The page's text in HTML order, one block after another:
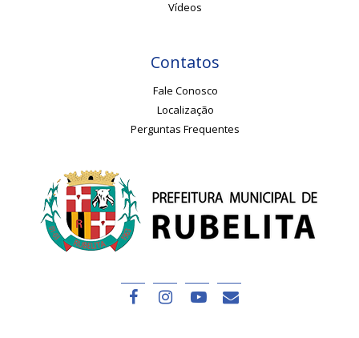
Vídeos
Contatos
Fale Conosco
Localização
Perguntas Frequentes